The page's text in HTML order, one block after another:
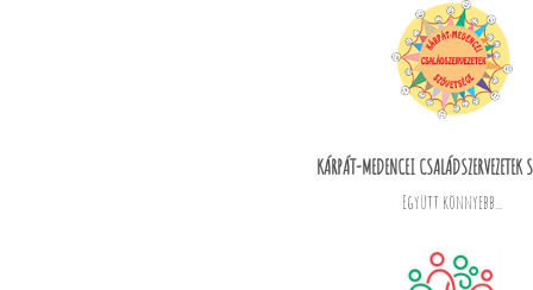
KÁRPÁT-MEDENCEI CSALÁDSZERVEZETEK
Együtt könnyebb...